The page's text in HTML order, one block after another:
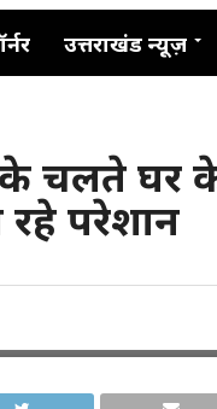
उत्तराखंड न्यूज़
चलते घर
रहे परेशान